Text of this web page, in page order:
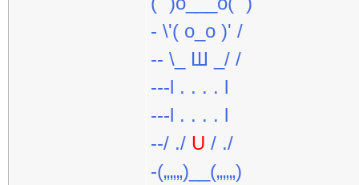
- \'( о_о )' /
-- \_ Ш _/ /
---l . . . . l
---l . . . . l
--/ ./ U / ./
-(„„„)__(„„„)